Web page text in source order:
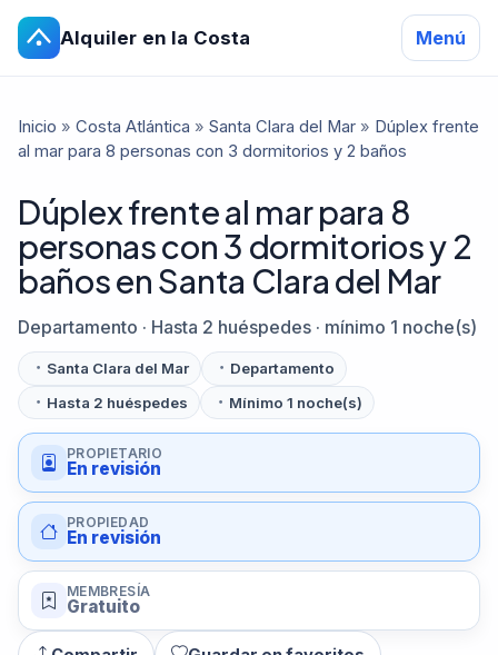
Alquiler en la Costa Menú
Inicio » Costa Atlántica » Santa Clara del Mar » Dúplex frente
al mar para 8 personas con 3 dormitorios y 2 baños
Dúplex frente al mar para 8
personas con 3 dormitorios y 2
baños en Santa Clara del Mar
Departamento · Hasta 2 huéspedes · mínimo 1 noche(s)
Santa Clara del Mar
Departamento
Hasta 2 huéspedes
Mínimo 1 noche(s)
PROPIETARIO
En revisión
PROPIEDAD
En revisión
MEMBRESÍA
Gratuito